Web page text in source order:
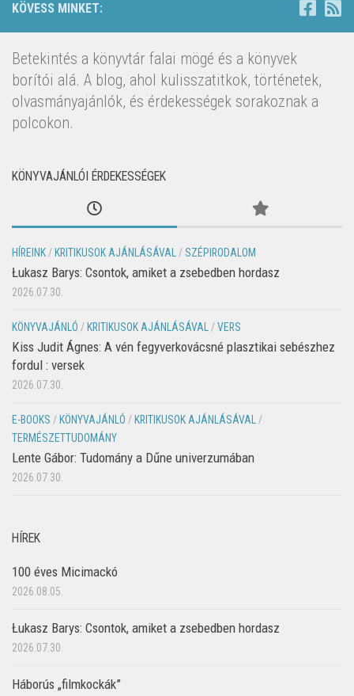
KÖVESS MINKET:
Betekintés a könyvtár falai mögé és a könyvek
borítói alá. A blog, ahol kulisszatitkok, történetek,
olvasmányajánlók, és érdekességek sorakoznak a
polcokon.
KÖNYVAJÁNLÓI ÉRDEKESSÉGEK
HÍREINK/ KRITIKUSOK AJÁNLÁSÁVAL/ SZÉPIRODALOM
Łukasz Barys: Csontok, amiket a zsebedben hordasz
2026.07.30.
KÖNYVAJÁNLÓ / KRITIKUSOK AJÁNLÁSÁVAL/VERS
Kiss Judit Ágnes: A vén fegyverkovácsné plasztikai sebészhez
fordul : versek
2026.07.30.
E-BOOKS / KÖNYVAJÁNLÓ / KRITIKUSOK AJÁNLÁSÁVAL/
TERMÉSZETTUDOMÁNY
Lente Gábor: Tudomány a Dűne univerzumában
2026.07.30.
HÍREK
100 éves Micimackó
2026.08.05.
Łukasz Barys: Csontok, amiket a zsebedben hordasz
2026.07.30.
Háborús „filmkockák”